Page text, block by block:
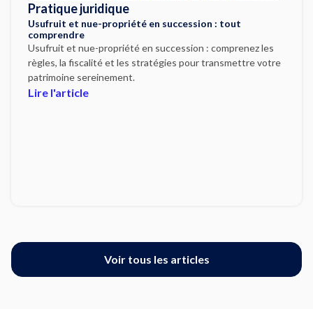
Pratique juridique
Usufruit et nue-propriété en succession : tout
comprendre
Usufruit et nue-propriété en succession : comprenez les
règles, la fiscalité et les stratégies pour transmettre votre
patrimoine sereinement.
Lire l'article
Voir tous les articles